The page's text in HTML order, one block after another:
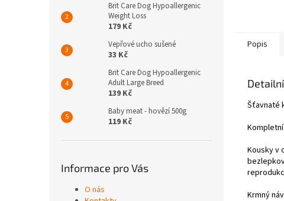
Brit Care Dog Hypoallergenic
Weight Loss
179 Kč
Vepřové ucho sušené
33 Kč
Brit Care Dog Hypoallergenic
Adult Large Breed
139 Kč
Baby meat - hovězí 500g
119 Kč
Informace pro Vás
O nás
Popis
Šťavnaté
Kousky v
Krmný